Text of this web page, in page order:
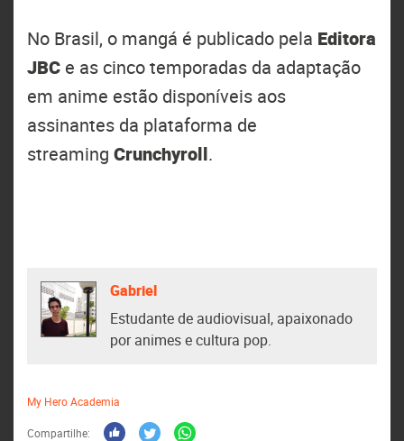
No Brasil, o mangá é publicado pela Editora
JBC e as cinco temporadas da adaptação
em anime estão disponíveis aos
assinantes da plataforma de
streaming Crunchyroll.
Gabriel
Estudante de audiovisual, apaixonado
por animes e cultura pop.
My Hero Academia
Compartilhe: